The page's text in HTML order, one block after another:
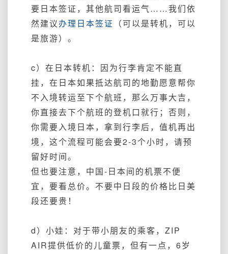
要日本签证，其他航司看运气……我们依
然建议办理日本签证
（可以是转机，可以
是旅游）。
c）在日本转机：因为行李肯定不能直
挂，在日本如果抵达航司的地勤愿意帮你
不入境转运至下个航班，那么万事大吉，
你直接去下个航班的登机口就行；否则，
你需要入境日本，拿到行李后，值机再出
境，这个流程可能会要2-3个小时，请预
留好时间。
但也要注意，中国-日本间的机票不便
宜，要看总价。不要中日段的价格比日美
段还要贵！
d）小娃：对于带小朋友的乘客，ZIP
AIR提供低价的儿童票，但有一点，6岁